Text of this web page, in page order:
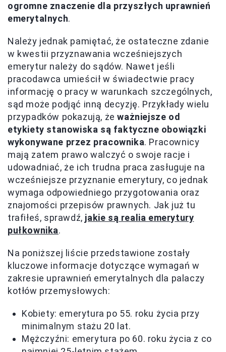
ogromne znaczenie dla przyszłych uprawnień
emerytalnych.
Należy jednak pamiętać, że ostateczne zdanie
w kwestii przyznawania wcześniejszych
emerytur należy do sądów. Nawet jeśli
pracodawca umieścił w świadectwie pracy
informację o pracy w warunkach szczególnych,
sąd może podjąć inną decyzję. Przykłady wielu
przypadków pokazują, żeważniejsze od
etykiety stanowiska są faktyczne obowiązki
wykonywane przez pracownika. Pracownicy
mają zatem prawo walczyć o swoje racje i
udowadniać, że ich trudna praca zasługuje na
wcześniejsze przyznanie emerytury, co jednak
wymaga odpowiedniego przygotowania oraz
znajomości przepisów prawnych. Jak już tu
trafiłeś, sprawdź, jakie są realia emerytury
pułkownika.
Na poniższej liście przedstawione zostały
kluczowe informacje dotyczące wymagań w
zakresie uprawnień emerytalnych dla palaczy
kotłów przemysłowych:
Kobiety: emerytura po 55. roku życia przy
minimalnym stażu 20 lat.
Mężczyźni: emerytura po 60. roku życia z co